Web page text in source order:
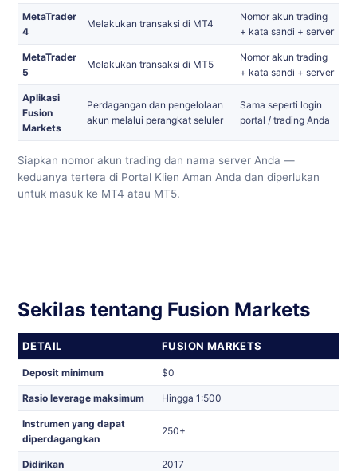
MetaTrader
4
Melakukan transaksi di MT4
Nomor akun trading
+ kata sandi + server
MetaTrader
5
Melakukan transaksi di MT5
Nomor akun trading
+ kata sandi + server
Aplikasi
Fusion
Markets
Perdagangan dan pengelolaan
akun melalui perangkat seluler
Sama seperti login
portal / trading Anda
Siapkan nomor akun trading dan nama server Anda —
keduanya tertera di Portal Klien Aman Anda dan diperlukan
untuk masuk ke MT4 atau MT5.
Sekilas tentang Fusion Markets
DETAIL FUSION MARKETS
Deposit minimum $0
Rasio leverage maksimum Hingga 1:500
Instrumen yang dapat
diperdagangkan
250+
Didirikan 2017